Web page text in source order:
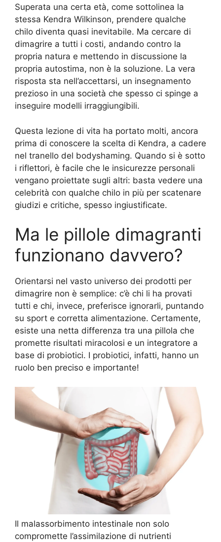
Superata una certa età, come sottolinea la
stessa Kendra Wilkinson, prendere qualche
chilo diventa quasi inevitabile. Ma cercare di
dimagrire a tutti i costi, andando contro la
propria natura e mettendo in discussione la
propria autostima, non è la soluzione. La vera
risposta sta nell’accettarsi, un insegnamento
prezioso in una società che spesso ci spinge a
inseguire modelli irraggiungibili.
Questa lezione di vita ha portato molti, ancora
prima di conoscere la scelta di Kendra, a cadere
nel tranello del bodyshaming. Quando si è sotto
i riflettori, è facile che le insicurezze personali
vengano proiettate sugli altri: basta vedere una
celebrità con qualche chilo in più per scatenare
giudizi e critiche, spesso ingiustificate.
Ma le pillole dimagranti
funzionano davvero?
Orientarsi nel vasto universo dei prodotti per
dimagrire non è semplice: c’è chi li ha provati
tutti e chi, invece, preferisce ignorarli, puntando
su sport e corretta alimentazione. Certamente,
esiste una netta differenza tra una pillola che
promette risultati miracolosi e un integratore a
base di probiotici. I probiotici, infatti, hanno un
ruolo ben preciso e importante!
Il malassorbimento intestinale non solo
compromette l’assimilazione di nutrienti